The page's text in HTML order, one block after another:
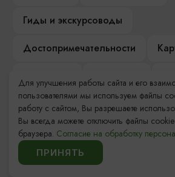
Гиды и экскурсоводы
Достопримечательности
Компас Балтийской кухни
Настоящий Калининградец
Для улучшения работы сайта и его
пользователями мы используем файлы
работу с сайтом, Вы разрешаете
Вы всегда можете отключить файлы
браузера. Согласие на обработку
ПРИНЯТЬ